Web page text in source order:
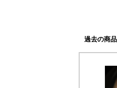
過去の商